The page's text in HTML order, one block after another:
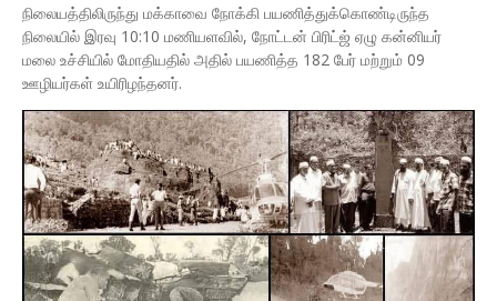
நிலையத்திலிருந்து மக்காவை நோக்கி பயணித்துக்கொண்டிருந்த
நிலையில் இரவு 10:10 மணியளவில், நோட்டன் பிரிட்ஜ் ஏழு கன்னியர்
மலை உச்சியில் மோதியதில் அதில் பயணித்த 182 பேர் மற்றும் 09
ஊழியர்கள் உயிரிழந்தனர்.